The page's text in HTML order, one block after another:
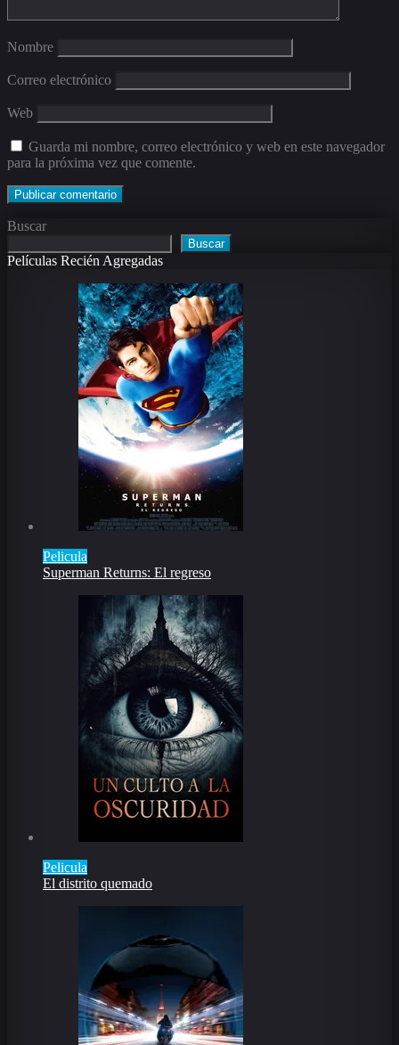
Nombre
Correo electrónico
Web
Guarda mi nombre, correo electrónico y web en este navegador
para la próxima vez que comente.
Buscar
Buscar
Películas Recién Agregadas
Pelicula
Superman Returns: El regreso
Pelicula
El distrito quemado